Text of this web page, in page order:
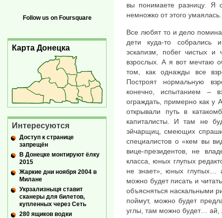
вы понимаете разницу. Я
немножко от этого умаялась.
Все любят то и дело
дети куда-то собрались
эскапизм, побег чистых
взрослых. А я вот мечтаю
том, как однажды все
Построят нормальную
конечно, испытанием –
ограждать, примерно как у
открывали путь в
капиталисты. И там не
эйчарщиц, смеющих
специалистов о «кем вы
вице-президентов, не
класса, юных глупых
не знает», юных глупых…
можно будет писать и
объясняться наскальными
поймут, можно будет
углы, там можно будет… ай,
Follow us on Foursquare
Карта Донецка
Интересуются
Доступ к странице
запрещён
В Донецке монтируют ёлку
2015
Жаркие дни ноября 2004 в
Милане
Укрзализныця ставит
сканеры для билетов,
купленных через Сеть
280 ящиков водки